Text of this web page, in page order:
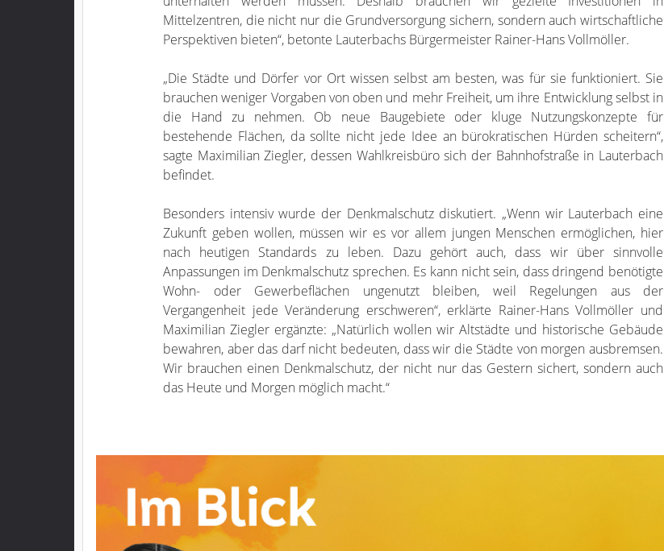
Mittelzentren, die nicht nur die Grundversorgung sichern, sondern auch wirtschaftliche
Perspektiven bieten“, betonte Lauterbachs Bürgermeister Rainer-Hans Vollmöller.
„Die Städte und Dörfer vor Ort wissen selbst am besten, was für sie funktioniert. Sie
brauchen weniger Vorgaben von oben und mehr Freiheit, um ihre Entwicklung selbst in
die Hand zu nehmen. Ob neue Baugebiete oder kluge Nutzungskonzepte für
bestehende Flächen, da sollte nicht jede Idee an bürokratischen Hürden scheitern“,
sagte Maximilian Ziegler, dessen Wahlkreisbüro sich der Bahnhofstraße in Lauterbach
befindet.
Besonders intensiv wurde der Denkmalschutz diskutiert. „Wenn wir Lauterbach eine
Zukunft geben wollen, müssen wir es vor allem jungen Menschen ermöglichen, hier
nach heutigen Standards zu leben. Dazu gehört auch, dass wir über sinnvolle
Anpassungen im Denkmalschutz sprechen. Es kann nicht sein, dass dringend benötigte
Wohn- oder Gewerbeflächen ungenutzt bleiben, weil Regelungen aus der
Vergangenheit jede Veränderung erschweren“, erklärte Rainer-Hans Vollmöller und
Maximilian Ziegler ergänzte: „Natürlich wollen wir Altstädte und historische Gebäude
bewahren, aber das darf nicht bedeuten, dass wir die Städte von morgen ausbremsen.
Wir brauchen einen Denkmalschutz, der nicht nur das Gestern sichert, sondern auch
das Heute und Morgen möglich macht.“